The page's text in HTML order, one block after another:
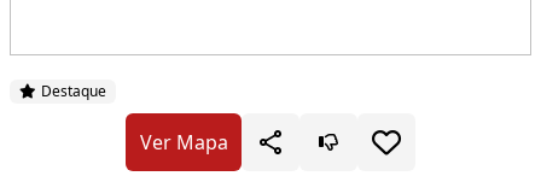
Destaque
Ver Mapa